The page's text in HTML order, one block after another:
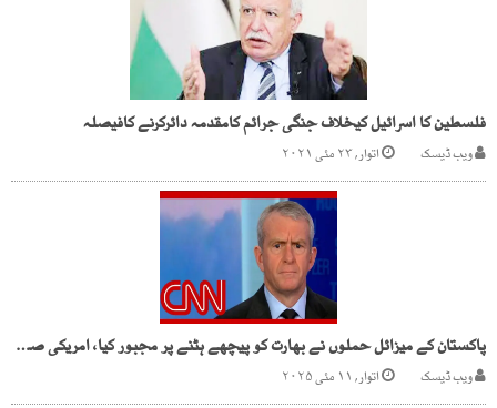
فلسطین کا اسرائیل کیخلاف جنگی جرائم کامقدمہ دائرکرنے کافیصلہ
ویب ڈیسک اتوار, ۲۳ مئی ۲۰۲۱
پاکستان کے میزائل حملوں نے بھارت کو پیچھے ہٹنے پر مجبور کیا، امریکی صحافی کا انکشاف
ویب ڈیسک اتوار, ۱۱ مئی ۲۰۲۵